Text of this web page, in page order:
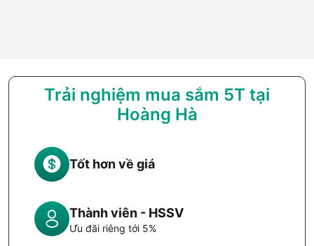
Trải nghiệm mua sắm 5T tại
Hoàng Hà
Tốt hơn về giá
Thành viên - HSSV
Ưu đãi riêng tới 5%